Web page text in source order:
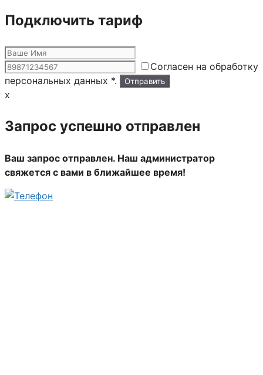
Подключить тариф
Согласен на обработку
персональных данных *.
x
Запрос успешно отправлен
Ваш запрос отправлен. Наш администратор
свяжется с вами в ближайшее время!